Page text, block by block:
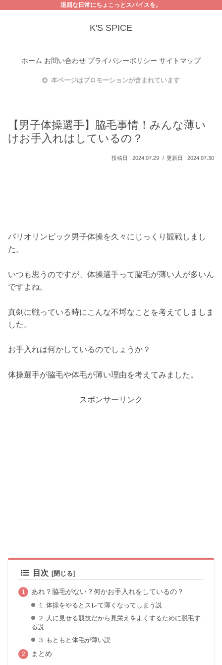
退屈な日常にちょこっとスパイスを。
K'S SPICE
ホーム お問い合わせ プライバシーポリシー サイトマップ
本ページはプロモーションが含まれています
【男子体操選手】脇毛事情！みんな薄い
けお手入れはしているの？
2024.07.29 2024.07.30
パリオリンピック男子体操を久々にじっくり観戦しまし
た。
いつも思うのですが、体操選手って脇毛が薄い人が多いん
ですよね。
真剣に戦っている時にこんな不埒なことを考えてしましま
した。
お手入れは何かしているのでしょうか？
体操選手が脇毛や体毛が薄い理由を考えてみました。
スポンサーリンク
目次
あれ？脇毛がない？何かお手入れをしているの？
１.体操をやるとスレて薄くなってしまう説
２.人に見せる競技だから見栄えをよくするために脱毛す
る説
３.もともと体毛が薄い説
まとめ